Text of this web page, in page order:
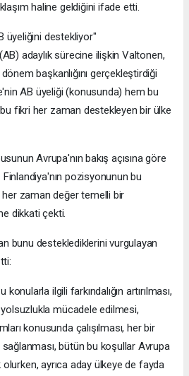
haline geldiğini ifade etti.
üyeliğini destekliyor"
adaylık sürecine ilişkin Valtonen,
başkanlığını gerçekleştirdiği
AB üyeliği (konusunda) hem bu
fikri her zaman destekleyen bir ülke
Avrupa'nın bakış açısına göre
pozisyonunun bu
zaman değer temelli bir
dikkati çekti.
bunu desteklediklerini vurgulayan
konularla ilgili farkındalığın artırılması,
mücadele edilmesi,
konusunda çalışılması, her bir
sağlanması, bütün bu koşullar Avrupa
ayrıca aday ülkeye de fayda